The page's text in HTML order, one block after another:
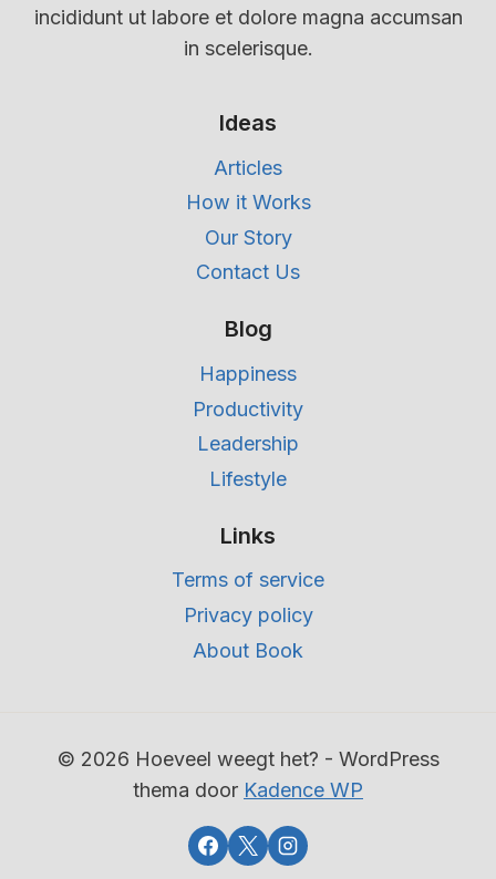
incididunt ut labore et dolore magna accumsan
in scelerisque.
Ideas
Articles
How it Works
Our Story
Contact Us
Blog
Happiness
Productivity
Leadership
Lifestyle
Links
Terms of service
Privacy policy
About Book
© 2026 Hoeveel weegt het? - WordPress
thema door Kadence WP